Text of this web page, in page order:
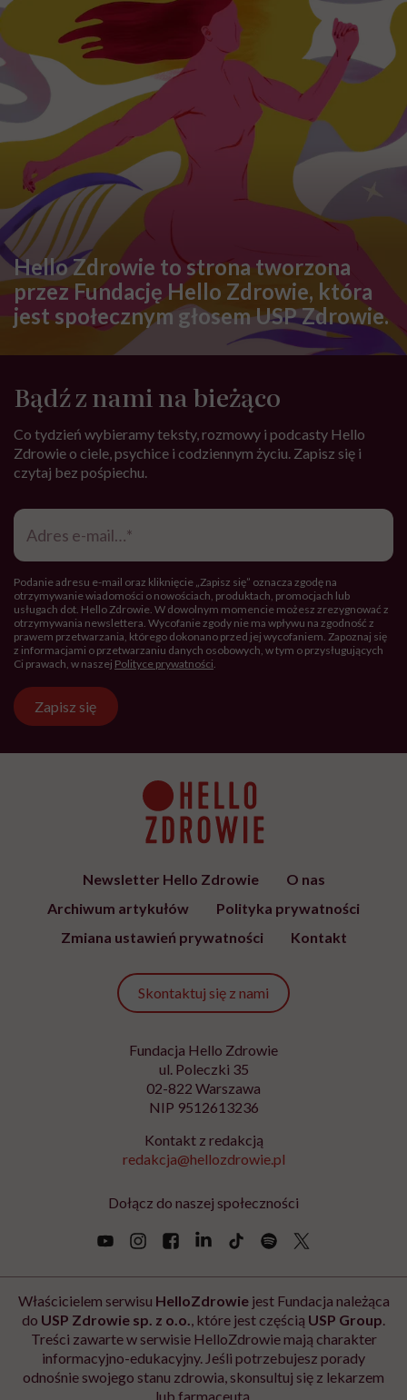
spodziewaliście?
Martyna: Zdecydowanie. Mieszkanie było zniszczone
przez lokatorów – czekał nas remont, wymiana
sprzętów. Do tego urzędy, dokumenty, paszporty
dzieci, badania lekarskie, szkoły. Po czterech latach
trzeba było wszystko organizować od nowa.
Maciej praktycznie od razu pojechał do Chorwacji
przygotować jacht do sezonu. Ja do niego później
dołączyłam, żeby zająć się porządkami,
odgruzowywaniem wszystkich pomieszczeń.
Musieliśmy wymienić na jachcie całe wyposażenie na
nowo, żeby mógł wystartować z pierwszymi chętnymi
jako kapitan, bo wiesz, nikt nie pyta o to, jaki jest koszt
pochłonęła ona majątek. Wszyscy się wzbogacali, a my
wydawaliśmy po drodze. Zadłużyliśmy się u rodziny i
Teraz dużo rozmawiamy z ludźmi, którzy planują
podobny rejs i pytają nas, czego mogą się spodziewać.
I co im mówicie?
Martyna:Niczego nie lukrujemy, nie upiększamy.
Chcemy, żeby inni wiedzieli, że z takim marzeniem
wiąże się dużostresu
gotowości. Bo większość ludzi widzi tylko palmy, plaże i
lazurową wodę, a to jest może jeden procent całej
podróży. Reszta to codzienna praca i
odpowiedzialność. Bo na wodzie – nawet wtedy, gdy
wydaje ci się, że jesteś już bezpieczny – wszystko
myślisz, że możesz odetchnąć, bo dzieci śpią na górze,
a nagle w środku nocy rybak wpływa ci w burtę. To
spotkało nas w Malezji.
Ostatni etap podróży – z Tajlandii do Europy przez
Morze Czerwone – był dla nas niezwykle trudny.
konieczność codziennego meldowania się wojskom
sprzymierzonym, do tego w trakcie naszego rejsu
wybuchł konflikt między Stanami Zjednoczonymi a
Iranem. Czuliśmy się zdani wyłącznie na siebie.
Wcześniej, kiedy wypłynęliśmy z Australii do Indonezji
i byliśmy jeszcze ok. 120 mil od wyspy Flores, spotkała
woreczka żółciowego u Maćka.
Dopiero teraz, kiedy jesteśmy już w domu i śpimy we
własnych łóżkach, które się nie bujają, widzimy, przez
co przeszliśmy. I czasami sami nie wierzymy, że to
wszystko wydarzyło się naprawdę. Mamy wrażenie,